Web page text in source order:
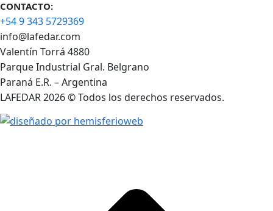
CONTACTO:
+54 9 343 5729369
info@lafedar.com
Valentín Torrá 4880
Parque Industrial Gral. Belgrano
Paraná E.R. – Argentina
LAFEDAR 2026 © Todos los derechos reservados.